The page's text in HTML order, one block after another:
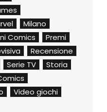
Milano
Comics
Premi
Recensione
Serie TV
Storia
Video giochi